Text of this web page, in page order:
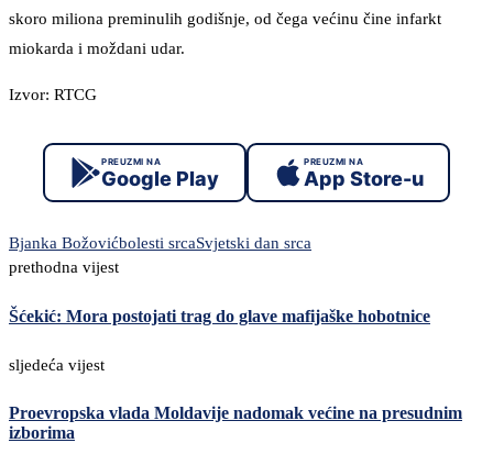
skoro miliona preminulih godišnje, od čega većinu čine infarkt
miokarda i moždani udar.
Izvor: RTCG
PREUZMI NA
Google Play
PREUZMI NA
App Store-u
Bjanka Božovićbolesti srcaSvjetski dan srca
prethodna vijest
Šćekić: Mora postojati trag do glave mafijaške hobotnice
sljedeća vijest
Proevropska vlada Moldavije nadomak većine na presudnim
izborima